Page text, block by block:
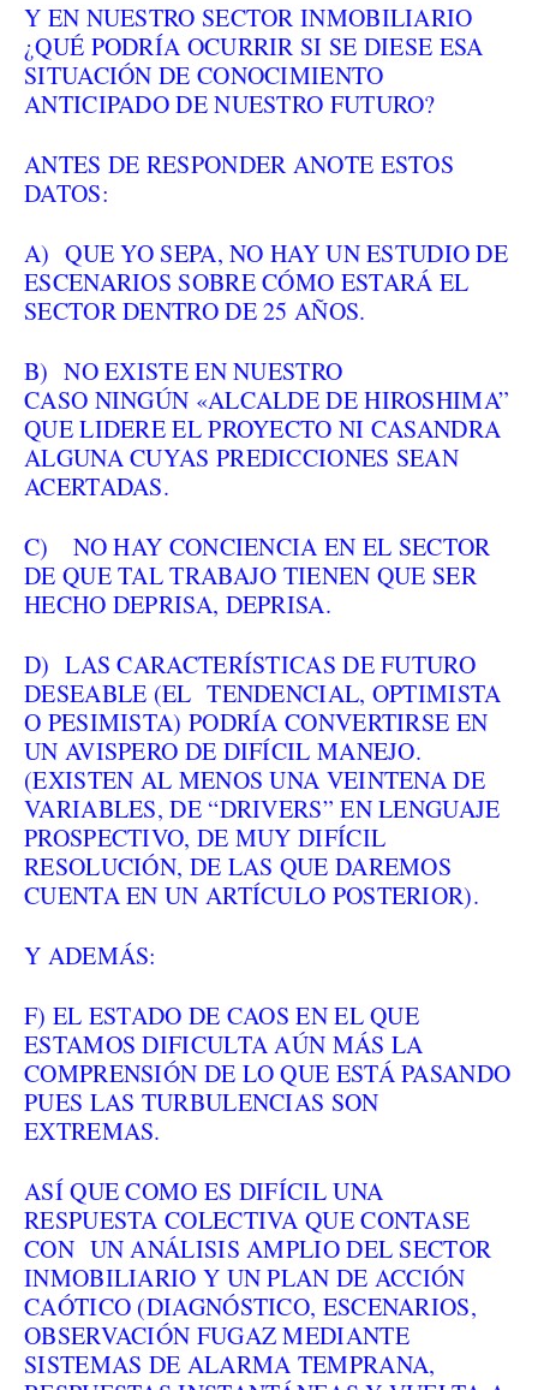
Y EN NUESTRO SECTOR INMOBILIARIO
¿QUÉ PODRÍA OCURRIR SI SE DIESE ESA
SITUACIÓN DE CONOCIMIENTO
ANTICIPADO DE NUESTRO FUTURO?
ANTES DE RESPONDER ANOTE ESTOS
DATOS:
A) QUE YO SEPA, NO HAY UN ESTUDIO DE
ESCENARIOS SOBRE CÓMO ESTARÁ EL
SECTOR DENTRO DE 25 AÑOS.
B) NO EXISTE EN NUESTRO
CASO NINGÚN «ALCALDE DE HIROSHIMA”
QUE LIDERE EL PROYECTO NI CASANDRA
ALGUNA CUYAS PREDICCIONES SEAN
ACERTADAS.
C) NO HAY CONCIENCIA EN EL SECTOR
DE QUE TAL TRABAJO TIENEN QUE SER
HECHO DEPRISA, DEPRISA.
D) LAS CARACTERÍSTICAS DE FUTURO
DESEABLE (EL TENDENCIAL, OPTIMISTA
O PESIMISTA) PODRÍA CONVERTIRSE EN
UN AVISPERO DE DIFÍCIL MANEJO.
(EXISTEN AL MENOS UNA VEINTENA DE
VARIABLES, DE “DRIVERS” EN LENGUAJE
PROSPECTIVO, DE MUY DIFÍCIL
RESOLUCIÓN, DE LAS QUE DAREMOS
CUENTA EN UN ARTÍCULO POSTERIOR).
Y ADEMÁS:
F) EL ESTADO DE CAOS EN EL QUE
ESTAMOS DIFICULTA AÚN MÁS LA
COMPRENSIÓN DE LO QUE ESTÁ PASANDO
PUES LAS TURBULENCIAS SON
EXTREMAS.
ASÍ QUE COMO ES DIFÍCIL UNA
RESPUESTA COLECTIVA QUE CONTASE
CON UN ANÁLISIS AMPLIO DEL SECTOR
INMOBILIARIO Y UN PLAN DE ACCIÓN
CAÓTICO (DIAGNÓSTICO, ESCENARIOS,
OBSERVACIÓN FUGAZ MEDIANTE
SISTEMAS DE ALARMA TEMPRANA,